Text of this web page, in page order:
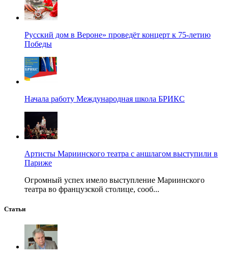
Русский дом в Вероне» проведёт концерт к 75-летию
Победы
Начала работу Международная школа БРИКС
Артисты Мариинского театра с аншлагом выступили в
Париже
Огромный успех имело выступление Мариинского
театра во французской столице, сооб...
Статьи